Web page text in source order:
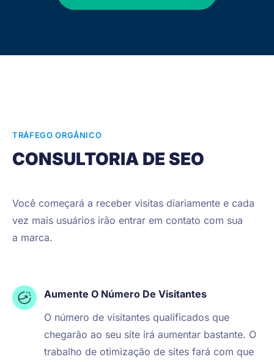
TRÁFEGO ORGÂNICO
CONSULTORIA DE SEO
Você começará a receber visitas diariamente e cada
vez mais usuários irão entrar em contato com sua
a marca.
Aumente O Número De Visitantes
O número de visitantes qualificados que
chegarão ao seu site irá aumentar bastante. O
trabalho de otimização de sites fará com que